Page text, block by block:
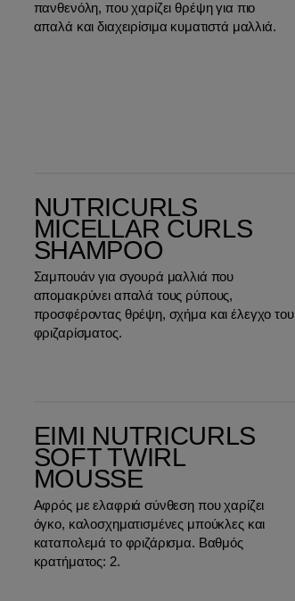
πανθενόλη, που χαρίζει θρέψη για πιο
απαλά και διαχειρίσιμα κυματιστά μαλλιά.
NUTRICURLS
MICELLAR CURLS
SHAMPOO
Σαμπουάν για σγουρά μαλλιά που
απομακρύνει απαλά τους ρύπους,
προσφέροντας θρέψη, σχήμα και έλεγχο του
φριζαρίσματος.
EIMI NUTRICURLS
SOFT TWIRL
MOUSSE
Αφρός με ελαφριά σύνθεση που χαρίζει
όγκο, καλοσχηματισμένες μπούκλες και
καταπολεμά το φριζάρισμα. Βαθμός
κρατήματος: 2.